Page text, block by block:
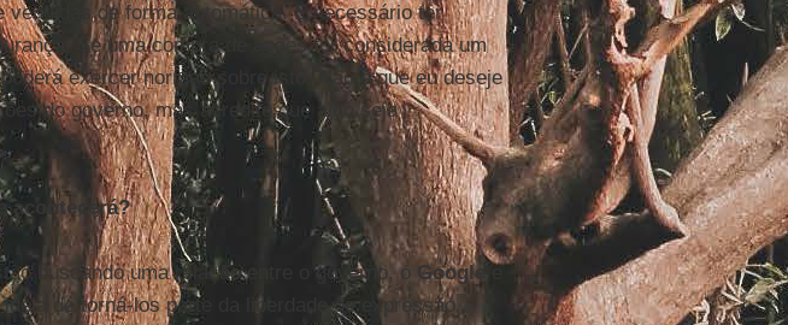
de forma automática. É necessário ter
Se uma compra de ações for considerada um
exercer normas sobre isto. Não é que eu deseje
do governo, mas acredito que algo seja
acontecerá?
buscando uma relação entre o governo, o Google e
ideia de torná-los parte da liberdade de expressão,